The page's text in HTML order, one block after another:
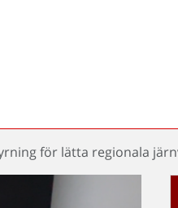
för lätta regionala